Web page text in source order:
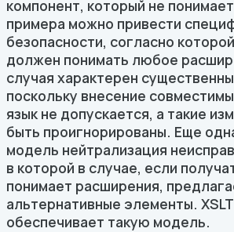
компонент, который не
примера можно привести
безопасности, согласно
должен понимать любое
случая характерен
поскольку внесение
язык не допускается, а такие
быть проигнорированы. Еще
модель нейтрализация
в которой в случае, если
понимает расширения,
альтернативные элементы.
обеспечивает такую модель.